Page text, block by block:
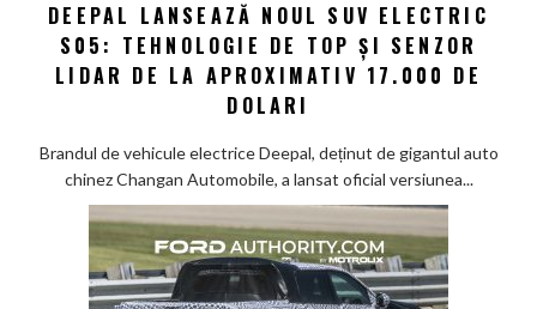
Deepal
lansează
noul
senzor
LiDAR
DEEPAL LANSEAZĂ NOUL SUV ELECTRIC
S05: TEHNOLOGIE DE TOP ȘI SENZOR
LIDAR DE LA APROXIMATIV 17.000 DE
DOLARI
Brandul de vehicule electrice Deepal, deținut de gigantul auto
chinez Changan Automobile, a lansat oficial versiunea...